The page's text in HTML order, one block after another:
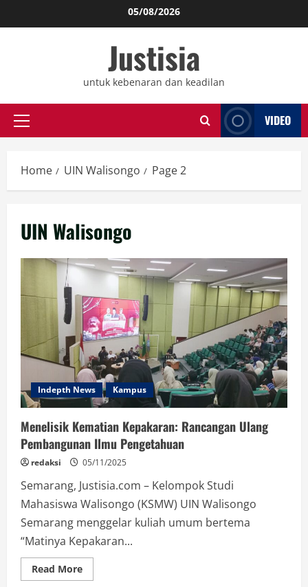
to
05/08/2026
Justisia
untuk kebenaran dan keadilan
Primary
VIDEO
Home UIN Walisongo Page 2
UIN Walisongo
Indepth News Kampus
Menelisik Kematian Kepakaran: Rancangan Ulang
Pembangunan Ilmu Pengetahuan
redaksi 05/11/2025
Semarang, Justisia.com – Kelompok Studi
Mahasiswa Walisongo (KSMW) UIN Walisongo
Semarang menggelar kuliah umum bertema
“Matinya Kepakaran...
Read MoreRead
more